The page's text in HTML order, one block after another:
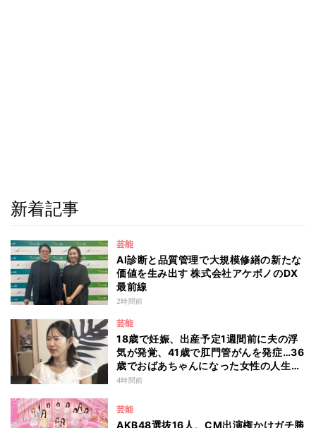
新着記事
芸能
AI診断と品質管理で大規模修繕の新たな
価値を生み出す 株式会社アケボノのDX
最前線
2時間前
芸能
18歳で妊娠、出産予定1週間前に夫の浮
気が発覚、41歳で肛門管がんを発症…36
歳でおばあちゃんになった女性の人生に
島田珠代も思わず涙 『愛のハイエナ
4時間前
芸能
AKB48選抜16人、CM出演権かけガチ勝